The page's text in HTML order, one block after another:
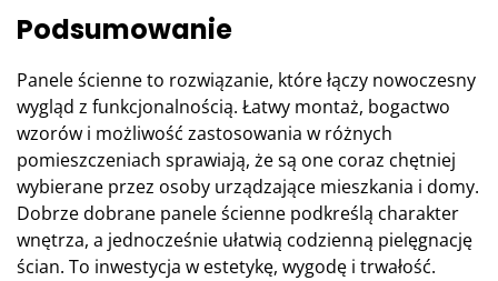
Podsumowanie
Panele ścienne to rozwiązanie, które łączy nowoczesny
wygląd z funkcjonalnością. Łatwy montaż, bogactwo
wzorów i możliwość zastosowania w różnych
pomieszczeniach sprawiają, że są one coraz chętniej
wybierane przez osoby urządzające mieszkania i domy.
Dobrze dobrane panele ścienne podkreślą charakter
wnętrza, a jednocześnie ułatwią codzienną pielęgnację
ścian. To inwestycja w estetykę, wygodę i trwałość.